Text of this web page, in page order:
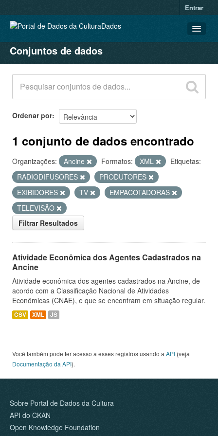
Entrar
CONJUNTOS DE DADOS
ORGANIZAÇÕES
GRUPOS
SOBRE
Conjuntos de dados
Ordenar por
1 conjunto de dados encontrado
Organizações: Ancine Formatos: XML
Etiquetas:
RADIODIFUSORES
PRODUTORES
EXIBIDORES
TV
EMPACOTADORAS
TELEVISÃO
Filtrar Resultados
Atividade Econômica dos Agentes Cadastrados na
Ancine
Atividade econômica dos agentes cadastrados na Ancine, de
acordo com a Classificação Nacional de Atividades
Econômicas (CNAE), e que se encontram em situação regular.
CSV XML JS
Você também pode ter acesso a esses registros usando a API (veja
Documentação da API).
Sobre Portal de Dados da Cultura
API do CKAN
Open Knowledge Foundation